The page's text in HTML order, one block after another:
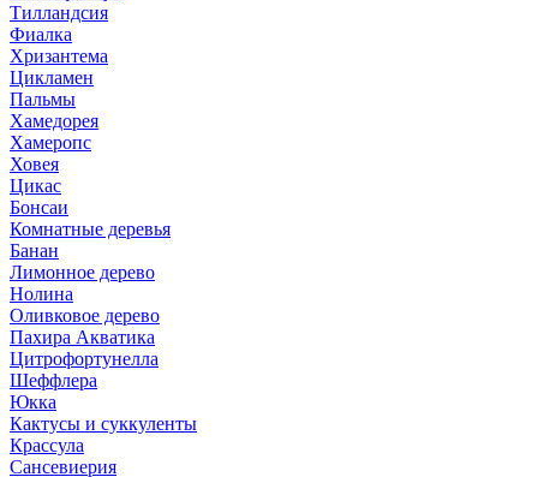
Тилландсия
Фиалка
Хризантема
Цикламен
Пальмы
Хамедорея
Хамеропс
Ховея
Цикас
Бонсаи
Комнатные деревья
Банан
Лимонное дерево
Нолина
Оливковое дерево
Пахира Акватика
Цитрофортунелла
Шеффлера
Юкка
Кактусы и суккуленты
Крассула
Сансевиерия